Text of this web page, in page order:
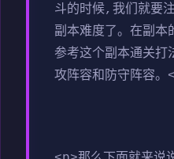
斗的时候,我们就要
副本难度了。在副
参考这个副本通关
攻阵容和防守阵容